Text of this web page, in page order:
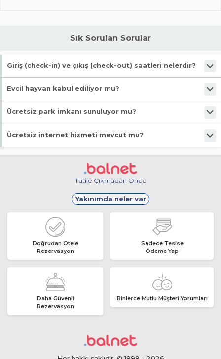
Sık Sorulan Sorular
Giriş (check-in) ve çıkış (check-out) saatleri nelerdir?
Giriş en erken 13:00, çıkış en geç 12:00 saatindedir.
Evcil hayvan kabul ediliyor mu?
Malesef, evcil hayvan kabul edilmiyor!
Ücretsiz park imkanı sunuluyor mu?
Malesef, ücretsiz park imkanı bulunmuyor!
Ücretsiz internet hizmeti mevcut mu?
Malesef, ücretsiz internet hizmeti bulunmuyor!
Tatile Çıkmadan Önce
Yakınımda neler var
Doğrudan Otele
Rezervasyon
Sadece Tesise
Ödeme Yap
Daha Güvenli
Rezervasyon
Binlerce Mutlu Müşteri Yorumları